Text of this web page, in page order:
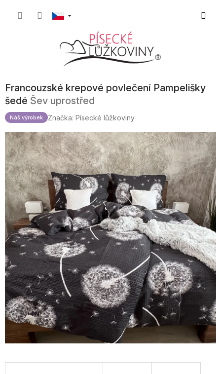
Francouzské krepové povlečení Pampelišky
šedé Šev uprostřed
Náš výrobek Značka: Písecké lůžkoviny